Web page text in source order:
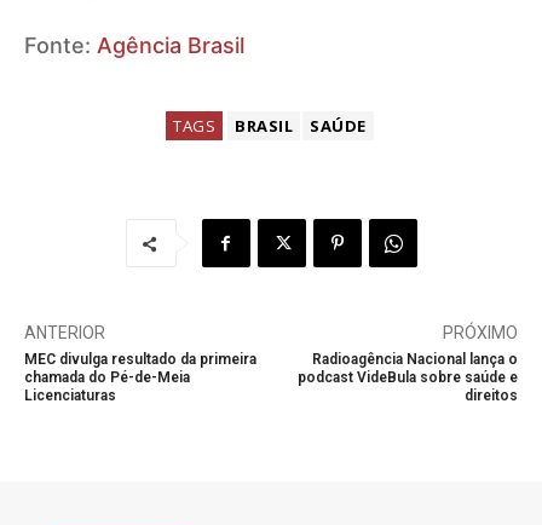
Fonte: Agência Brasil
TAGS BRASIL SAÚDE
ANTERIOR
MEC divulga resultado da primeira
chamada do Pé-de-Meia
Licenciaturas
PRÓXIMO
Radioagência Nacional lança o
podcast VideBula sobre saúde e
direitos